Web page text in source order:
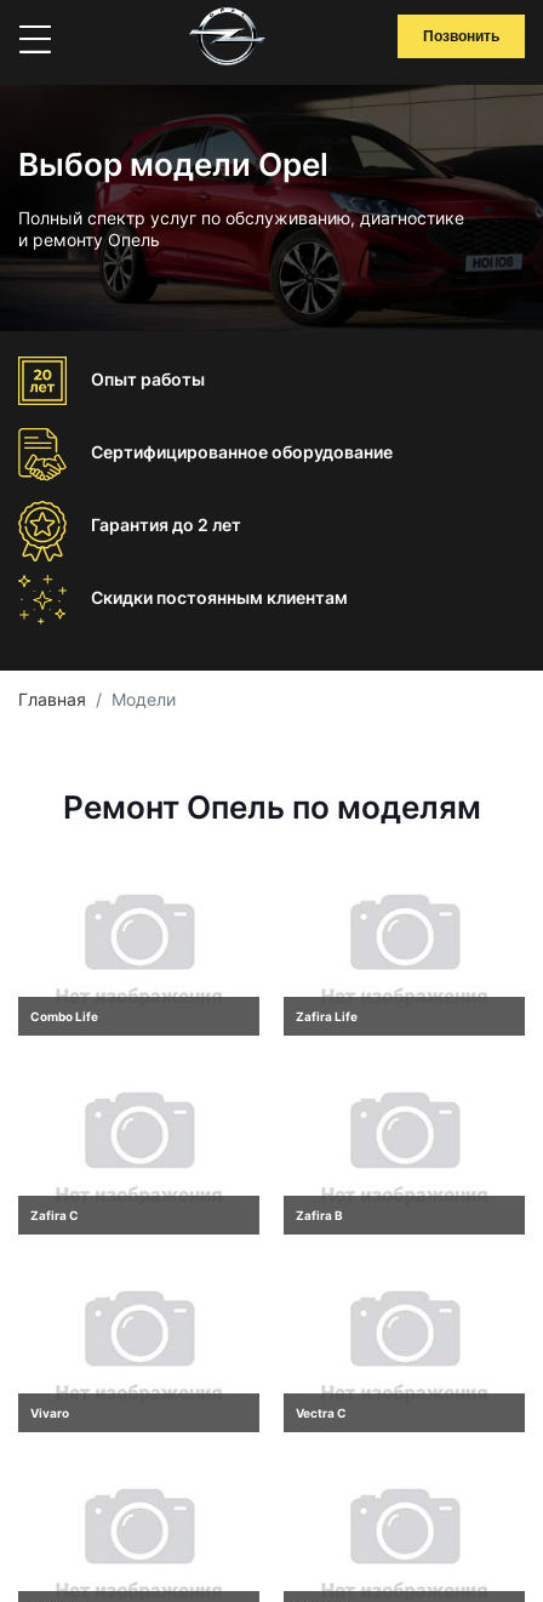
Позвонить
Выбор модели Opel
Полный спектр услуг по обслуживанию, диагностике
и ремонту Опель
Опыт работы
Сертифицированноеоборудование
Гарантиядо 2 лет
Скидки постоянным клиентам
Главная Модели
Ремонт Опель по моделям
Combo Life Zafira Life
Zafira C Zafira B
Vivaro Vectra C